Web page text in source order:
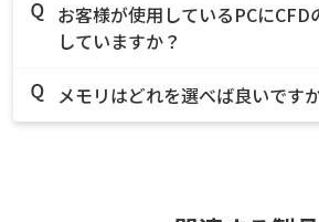
お客様が使用しているPCにCFD
していますか？
メモリはどれを選べば良いです